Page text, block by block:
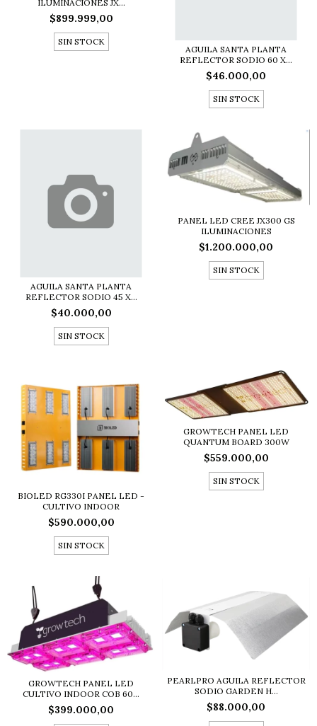
ILUMINACIONES JX...
$899.999,00
SIN STOCK
AGUILA SANTA PLANTA
REFLECTOR SODIO 60 X...
$46.000,00
SIN STOCK
AGUILA SANTA PLANTA
REFLECTOR SODIO 45 X...
$40.000,00
SIN STOCK
PANEL LED CREE JX300 GS
ILUMINACIONES
$1.200.000,00
SIN STOCK
BIOLED RG330I PANEL LED -
CULTIVO INDOOR
$590.000,00
SIN STOCK
GROWTECH PANEL LED
QUANTUM BOARD 300W
$559.000,00
SIN STOCK
GROWTECH PANEL LED
CULTIVO INDOOR COB 60...
$399.000,00
PEARLPRO AGUILA REFLECTOR
SODIO GARDEN H...
$88.000,00